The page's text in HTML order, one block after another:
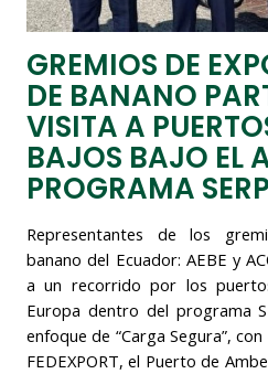
GREMIOS DE
DE BANANO
VISITA A
BAJOS BAJO EL
PROGRAMA
Representantes de los
banano del Ecuador: AEBE y
a un recorrido por los
Europa dentro del programa
enfoque de “Carga Segura”,
FEDEXPORT, el Puerto de